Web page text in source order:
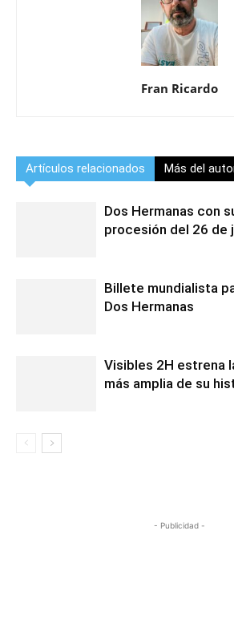
Fran Ricardo
Artículos relacionados Más del
Dos Hermanas con
procesión del 26 de
Billete mundialista
Dos Hermanas
Visibles 2H estrena
más amplia de su
- Publicidad -